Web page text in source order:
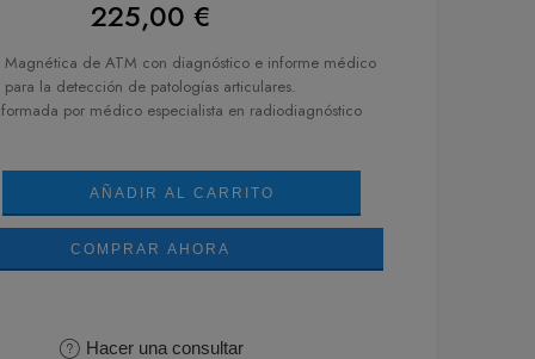
225,00 €
Magnética de ATM con diagnóstico e informe médico
para la detección de patologías articulares.
por médico especialista en radiodiagnóstico
AÑADIR AL CARRITO
COMPRAR AHORA
Hacer una consultar